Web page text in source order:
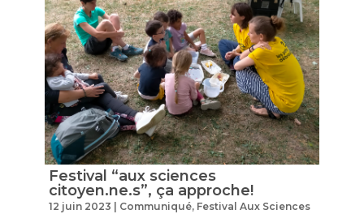
Festival “aux sciences
citoyen.ne.s”, ça approche!
12 juin 2023 Communiqué, Festival Aux Sciences